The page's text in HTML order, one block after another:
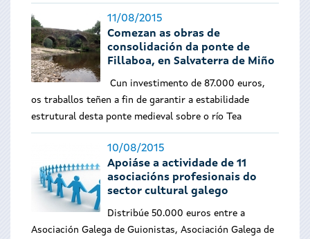
11/08/2015
Comezan as obras de
consolidación da ponte de
Fillaboa, en Salvaterra de Miño
Cun investimento de 87.000 euros,
os traballos teñen a fin de garantir a estabilidade
estrutural desta ponte medieval sobre o río Tea
10/08/2015
Apoiáse a actividade de 11
asociacións profesionais do
sector cultural galego
Distribúe 50.000 euros entre a
Asociación Galega de Guionistas, Asociación Galega de